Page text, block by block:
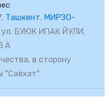
Ташкент, МИРЗО-
ул. БУЮК ИПАК ЙУЛИ,
А
в сторону
"Саёхат"